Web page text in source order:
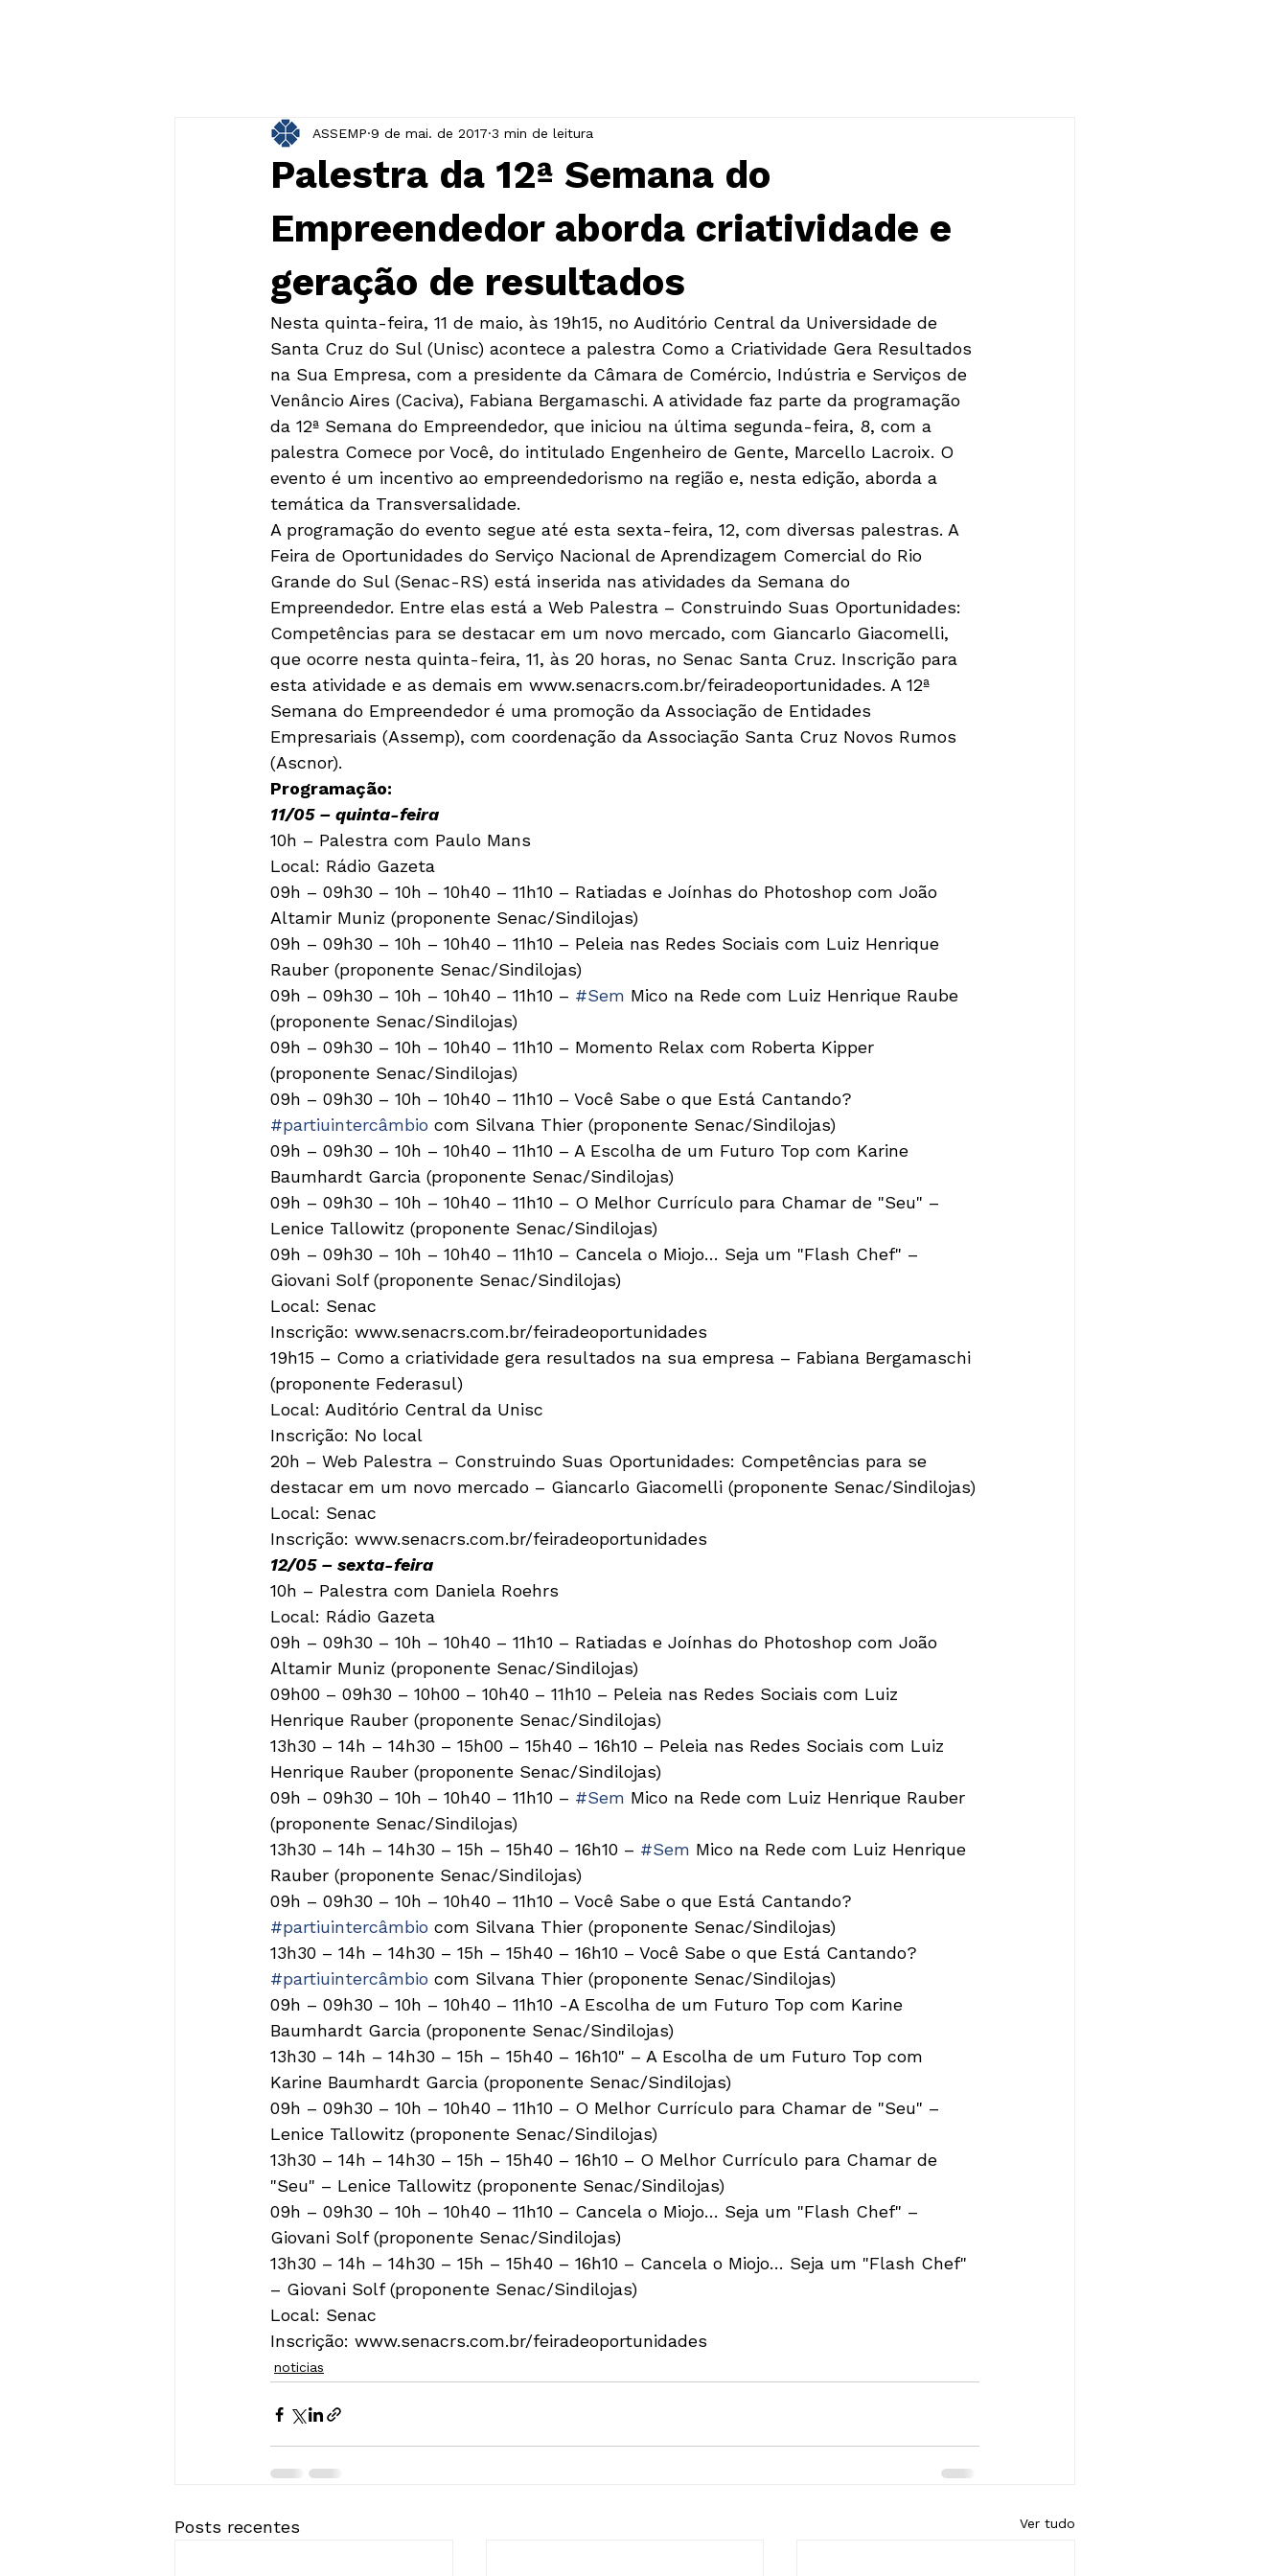
Palestra da 12ª Semana do
Empreendedor aborda criatividade e
geração de resultados
ASSEMP 9 de mai. de 2017 3 min de leitura
Nesta quinta-feira, 11 de maio, às 19h15, no Auditório Central da Universidade de
Santa Cruz do Sul (Unisc) acontece a palestra Como a Criatividade Gera Resultados
na Sua Empresa, com a presidente da Câmara de Comércio, Indústria e Serviços de
Venâncio Aires (Caciva), Fabiana Bergamaschi. A atividade faz parte da programação
da 12ª Semana do Empreendedor, que iniciou na última segunda-feira, 8, com a
palestra Comece por Você, do intitulado Engenheiro de Gente, Marcello Lacroix. O
evento é um incentivo ao empreendedorismo na região e, nesta edição, aborda a
temática da Transversalidade.
A programação do evento segue até esta sexta-feira, 12, com diversas palestras. A
Feira de Oportunidades do Serviço Nacional de Aprendizagem Comercial do Rio
Grande do Sul (Senac-RS) está inserida nas atividades da Semana do
Empreendedor. Entre elas está a Web Palestra – Construindo Suas Oportunidades:
Competências para se destacar em um novo mercado, com Giancarlo Giacomelli,
que ocorre nesta quinta-feira, 11, às 20 horas, no Senac Santa Cruz. Inscrição para
esta atividade e as demais em www.senacrs.com.br/feiradeoportunidades. A 12ª
Semana do Empreendedor é uma promoção da Associação de Entidades
Empresariais (Assemp), com coordenação da Associação Santa Cruz Novos Rumos
(Ascnor).
Programação:
11/05 – quinta-feira
10h – Palestra com Paulo Mans
Local: Rádio Gazeta
09h – 09h30 – 10h – 10h40 – 11h10 – Ratiadas e Joínhas do Photoshop com João
Altamir Muniz (proponente Senac/Sindilojas)
09h – 09h30 – 10h – 10h40 – 11h10 – Peleia nas Redes Sociais com Luiz Henrique
Rauber (proponente Senac/Sindilojas)
09h – 09h30 – 10h – 10h40 – 11h10 – #Sem Mico na Rede com Luiz Henrique Raube
(proponente Senac/Sindilojas)
09h – 09h30 – 10h – 10h40 – 11h10 – Momento Relax com Roberta Kipper
(proponente Senac/Sindilojas)
09h – 09h30 – 10h – 10h40 – 11h10 – Você Sabe o que Está Cantando?
#partiuintercâmbio com Silvana Thier (proponente Senac/Sindilojas)
09h – 09h30 – 10h – 10h40 – 11h10 – A Escolha de um Futuro Top com Karine
Baumhardt Garcia (proponente Senac/Sindilojas)
09h – 09h30 – 10h – 10h40 – 11h10 – O Melhor Currículo para Chamar de "Seu" –
Lenice Tallowitz (proponente Senac/Sindilojas)
09h – 09h30 – 10h – 10h40 – 11h10 – Cancela o Miojo… Seja um "Flash Chef" –
Giovani Solf (proponente Senac/Sindilojas)
Local: Senac
Inscrição: www.senacrs.com.br/feiradeoportunidades
19h15 – Como a criatividade gera resultados na sua empresa – Fabiana Bergamaschi
(proponente Federasul)
Local: Auditório Central da Unisc
Inscrição: No local
20h – Web Palestra – Construindo Suas Oportunidades: Competências para se
destacar em um novo mercado – Giancarlo Giacomelli (proponente Senac/Sindilojas)
Local: Senac
Inscrição: www.senacrs.com.br/feiradeoportunidades
12/05 – sexta-feira
10h – Palestra com Daniela Roehrs
Local: Rádio Gazeta
09h – 09h30 – 10h – 10h40 – 11h10 – Ratiadas e Joínhas do Photoshop com João
Altamir Muniz (proponente Senac/Sindilojas)
09h00 – 09h30 – 10h00 – 10h40 – 11h10 – Peleia nas Redes Sociais com Luiz
Henrique Rauber (proponente Senac/Sindilojas)
13h30 – 14h – 14h30 – 15h00 – 15h40 – 16h10 – Peleia nas Redes Sociais com Luiz
Henrique Rauber (proponente Senac/Sindilojas)
09h – 09h30 – 10h – 10h40 – 11h10 – #Sem Mico na Rede com Luiz Henrique Rauber
(proponente Senac/Sindilojas)
13h30 – 14h – 14h30 – 15h – 15h40 – 16h10 – #Sem Mico na Rede com Luiz Henrique
Rauber (proponente Senac/Sindilojas)
09h – 09h30 – 10h – 10h40 – 11h10 – Você Sabe o que Está Cantando?
#partiuintercâmbio com Silvana Thier (proponente Senac/Sindilojas)
13h30 – 14h – 14h30 – 15h – 15h40 – 16h10 – Você Sabe o que Está Cantando?
#partiuintercâmbio com Silvana Thier (proponente Senac/Sindilojas)
09h – 09h30 – 10h – 10h40 – 11h10 -A Escolha de um Futuro Top com Karine
Baumhardt Garcia (proponente Senac/Sindilojas)
13h30 – 14h – 14h30 – 15h – 15h40 – 16h10" – A Escolha de um Futuro Top com
Karine Baumhardt Garcia (proponente Senac/Sindilojas)
09h – 09h30 – 10h – 10h40 – 11h10 – O Melhor Currículo para Chamar de "Seu" –
Lenice Tallowitz (proponente Senac/Sindilojas)
13h30 – 14h – 14h30 – 15h – 15h40 – 16h10 – O Melhor Currículo para Chamar de
"Seu" – Lenice Tallowitz (proponente Senac/Sindilojas)
09h – 09h30 – 10h – 10h40 – 11h10 – Cancela o Miojo… Seja um "Flash Chef" –
Giovani Solf (proponente Senac/Sindilojas)
13h30 – 14h – 14h30 – 15h – 15h40 – 16h10 – Cancela o Miojo… Seja um "Flash Chef"
– Giovani Solf (proponente Senac/Sindilojas)
Local: Senac
Inscrição: www.senacrs.com.br/feiradeoportunidades
noticias
Posts recentes Ver tudo